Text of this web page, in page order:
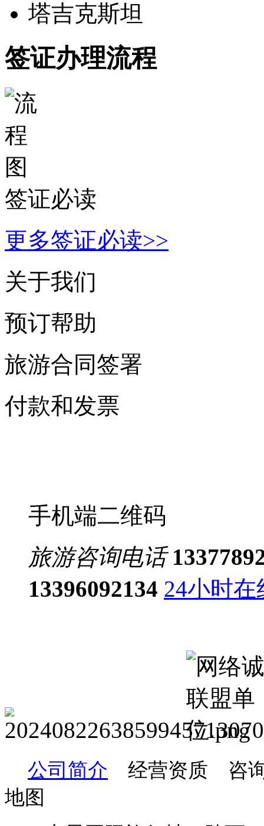
塔吉克斯坦
签证办理流程
签证必读
更多签证必读>>
关于我们
预订帮助
旅游合同签署
付款和发票
手机端二维码
旅游咨询电话
13396092134 24小时在
公司简介 经营资质 咨
地图